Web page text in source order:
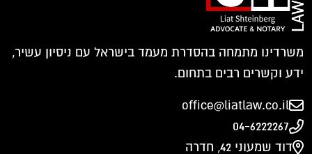
משרדינו מתמחה בהסדרת מעמד בישראל עם ניסיון עשיר,
ידע וקשרים רבים בתחום.
office@liatlaw.co.il
04-6222267
דוד שמעוני 42, חדרה